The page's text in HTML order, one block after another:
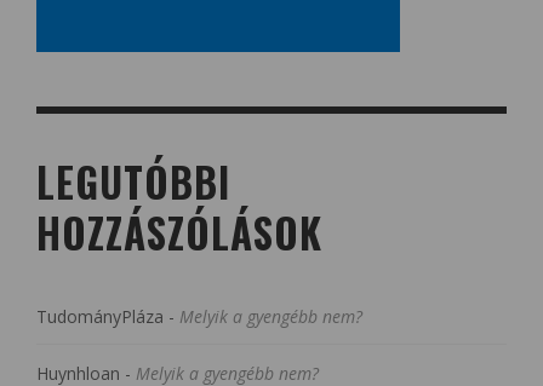
LEGUTÓBBI
HOZZÁSZÓLÁSOK
TudományPláza - Melyik a gyengébb nem?
Huynhloan - Melyik a gyengébb nem?